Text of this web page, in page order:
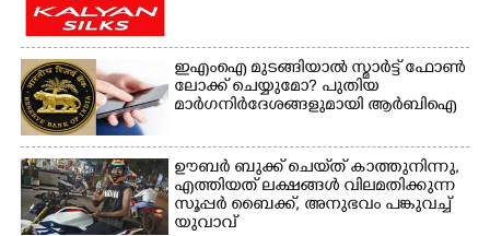
ഇഎംഐ മുടങ്ങിയാൽ സ്മാർട്ട് ഫോൺ
ലോക്ക് ചെയ്യുമോ? പുതിയ
മാർഗനിർദേശങ്ങളുമായി ആർബിഐ
ഊബർ ബുക്ക് ചെയ്‌ത് കാത്തുനിന്നു,​
എത്തിയത് ലക്ഷങ്ങൾ വിലമതിക്കുന്ന
സൂപ്പർ ബൈക്ക്,​ അനുഭവം പങ്കുവച്ച്
യുവാവ്